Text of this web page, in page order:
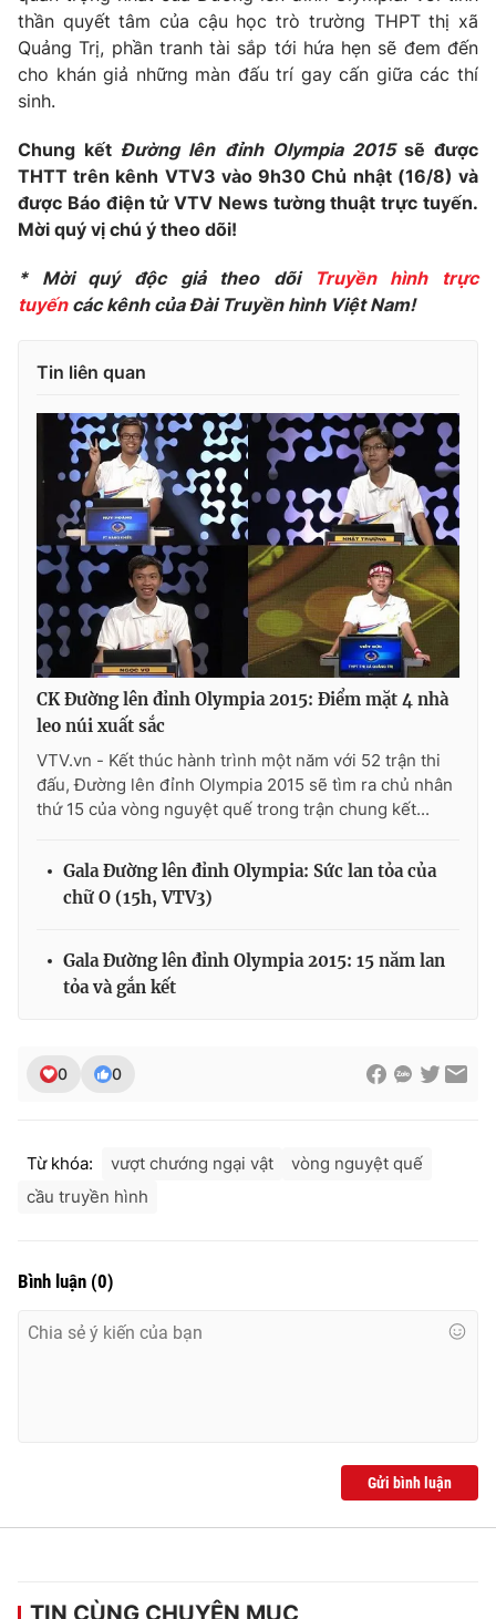
Ðiện thoại Thời báo VTV:
024.66 897 897
Email:toasoan@vtv.vn
Liên hệ quảng cáo:024-7300.7108
® Cấm sao chép dưới mọi hình thức nếu không có sự chấp
thông tin từ website này.
thần quyết tâm của cậu học trò trường THPT thị xã
Quảng Trị, phần tranh tài sắp tới hứa hẹn sẽ đem đến
cho khán giả những màn đấu trí gay cấn giữa các thí
sinh.
Chung kết Đường lên đỉnh Olympia 2015sẽ được
THTT trên kênh VTV3 vào 9h30 Chủ nhật (16/8) và
được Báo điện tử VTV News tường thuật trực tuyến.
Mời quý vị chú ý theo dõi!
* Mời quý độc giả theo dõi
Truyền hình trực
tuyếncác kênh của Đài Truyền hình Việt Nam!
Tin liên quan
CK Đường lên đỉnh Olympia 2015: Điểm mặt 4 nhà
leo núi xuất sắc
VTV.vn - Kết thúc hành trình một năm với 52 trận thi
đấu, Đường lên đỉnh Olympia 2015 sẽ tìm ra chủ nhân
thứ 15 của vòng nguyệt quế trong trận chung kết...
Gala Đường lên đỉnh Olympia: Sức lan tỏa của
chữ O (15h, VTV3)
Gala Đường lên đỉnh Olympia 2015: 15 năm lan
tỏa và gắn kết
0 0
Từ khóa: vượt chướng ngại vật
vòng nguyệt quế
cầu truyền hình
Bình luận (0)
Gửi bình luận
TIN CÙNG CHUYÊN MỤC